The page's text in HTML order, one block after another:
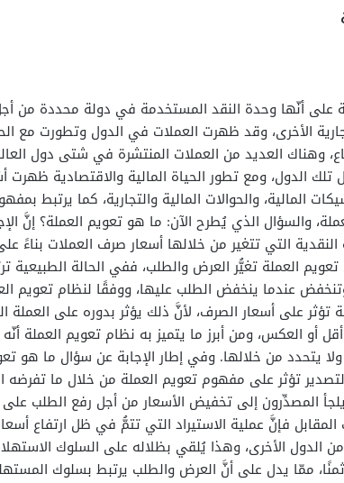
على أنّها وحدة النقد المستخدمة في دولة محددة من
الأخرى، وقد ظهرت العملات في الدول وتطورت مع
وهناك العديد من العملات المنتشرة في شتى دول
تلك الدول، ومع تطور الحياة المالية والاقتصادية
المالية، والحوالات المالية والتجارية، كما يرتبط
والسؤال الذي يُطرح الآن: ما هو تعويم العملة؟ إنَّ
التي تتغير من خلالها أسعار صرف العملات بناءً
العملة تغيُّر العرض والطلب، ففي الحالة الطبيعية
عندما ينخفض الطلب عليها، ووفقًا لنظام تعويم
تؤثر على أسعار الصرف، لأنَّ ذلك يؤثر بدوره على العملة
أو العكس، ومن أبرز ما يتميز به نظام تعويم العملة أنّه
يتحدد من خلالها. وفي إطار الإجابة عن سؤال ما هو
تؤثر على مفهوم تعويم العملة من خلال ما
المصدِّرون إلى تخفيض الأسعار من أجل رفع الطلب
فإنَّ عملية الاستيراد التي تتمُّ في ظل ارتفاع
الدول الأخرى، وهذا يُلقي بظلاله على السلوك
ممّا يدل على أنَّ العرض والطلب يرتبط بسلوك